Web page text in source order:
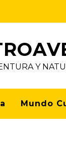
Y
Mundo